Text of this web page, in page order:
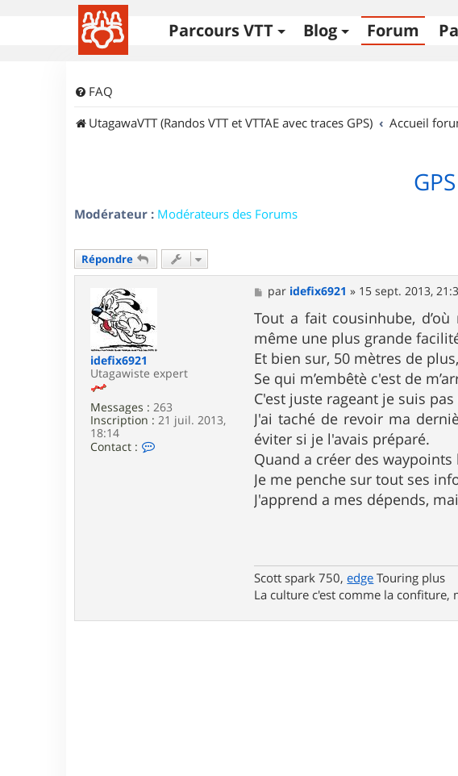
Parcours VTT Blog Forum
FAQ
UtagawaVTT (Randos VTT et VTTAE avec traces GPS)
Accueil
Modérateur : Modérateurs des Forums
Répondre
idefix6921
Utagawiste expert
Messages : 263
Inscription : 21 juil. 2013,
18:14
Contact :
x
M
e
s
s
a
g
e
par idefix6921 » 15 sept. 2013,
Tout a fait cousinhube,
même une plus grande
Et bien sur, 50 mètres de
Se qui m’embêtè c'est de
C'est juste rageant je suis
J'ai taché de revoir ma
éviter si je l'avais préparé.
Quand a créer des
Je me penche sur tout ses
J'apprend a mes dépends,
Scott spark 750,edge Touring plus
La culture c'est comme la confiture,